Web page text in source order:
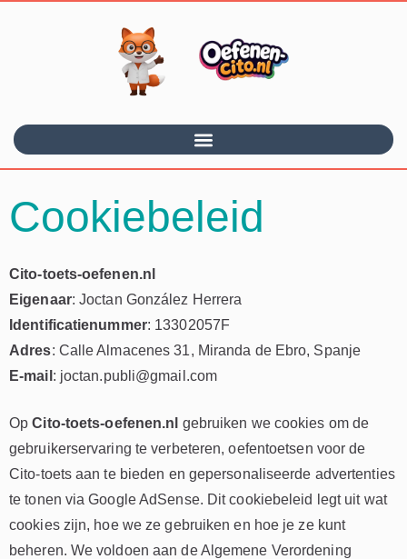
Cookiebeleid
Cito-toets-oefenen.nl
Eigenaar: Joctan González Herrera
Identificatienummer: 13302057F
Adres: Calle Almacenes 31, Miranda de Ebro, Spanje
E-mail : joctan.publi@gmail.com
OpCito-toets-oefenen.nl gebruiken we cookies om de
gebruikerservaring te verbeteren, oefentoetsen voor de
Cito-toets aan te bieden en gepersonaliseerde advertenties
te tonen via Google AdSense. Dit cookiebeleid legt uit wat
cookies zijn, hoe we ze gebruiken en hoe je ze kunt
beheren. We voldoen aan de Algemene Verordening